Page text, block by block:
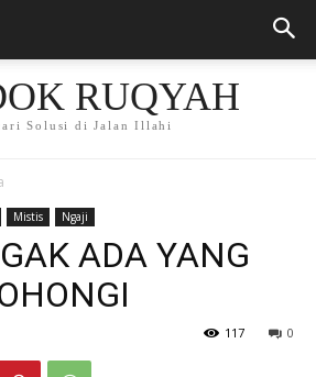
RUQYAH
Solusi di Jalan Illahi
Mistis Ngaji
ADA YANG
0
117